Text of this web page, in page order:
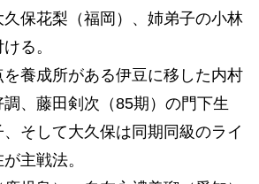
保花梨（福岡）、姉弟子の小林
る。
養成所がある伊豆に移した内村
、藤田剣次（85期）の門下生
そして大久保は同期同級のライ
主戦法。